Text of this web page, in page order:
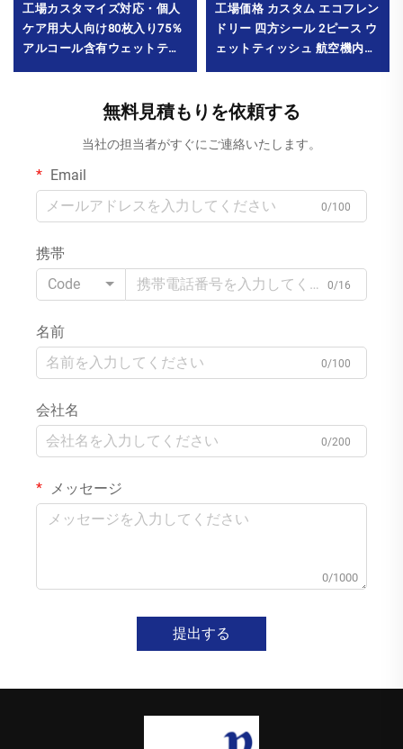
工場カスタマイズ対応・個人
ケア用大人向け80枚入り75％
アルコール含有ウェットティ
工場価格 カスタム エコフレン
ドリー 四方シール 2ピース ウ
ェットティッシュ 航空機内
無料見積もりを依頼する
当社の担当者がすぐにご連絡いたします。
Email
0/100
携帯
Code
0/16
名前
0/100
会社名
0/200
メッセージ
0/1000
提出する